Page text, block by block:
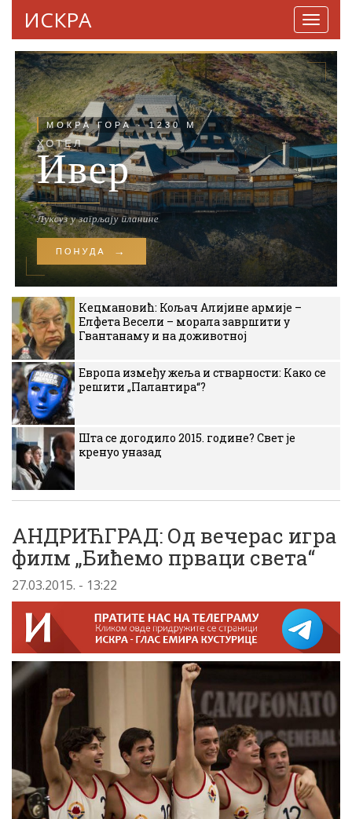
ИСКРА
Кецмановић: Кољач Алијине армије –
Елфета Весели – морала завршити у
Гвантанаму и на доживотној
Европа између жеља и стварности: Како се
решити „Палантира“?
Шта се догодило 2015. године? Свет је
кренуо уназад
АНДРИЋГРАД: Од вечерас игра
филм „Бићемо прваци света“
27.03.2015. - 13:22